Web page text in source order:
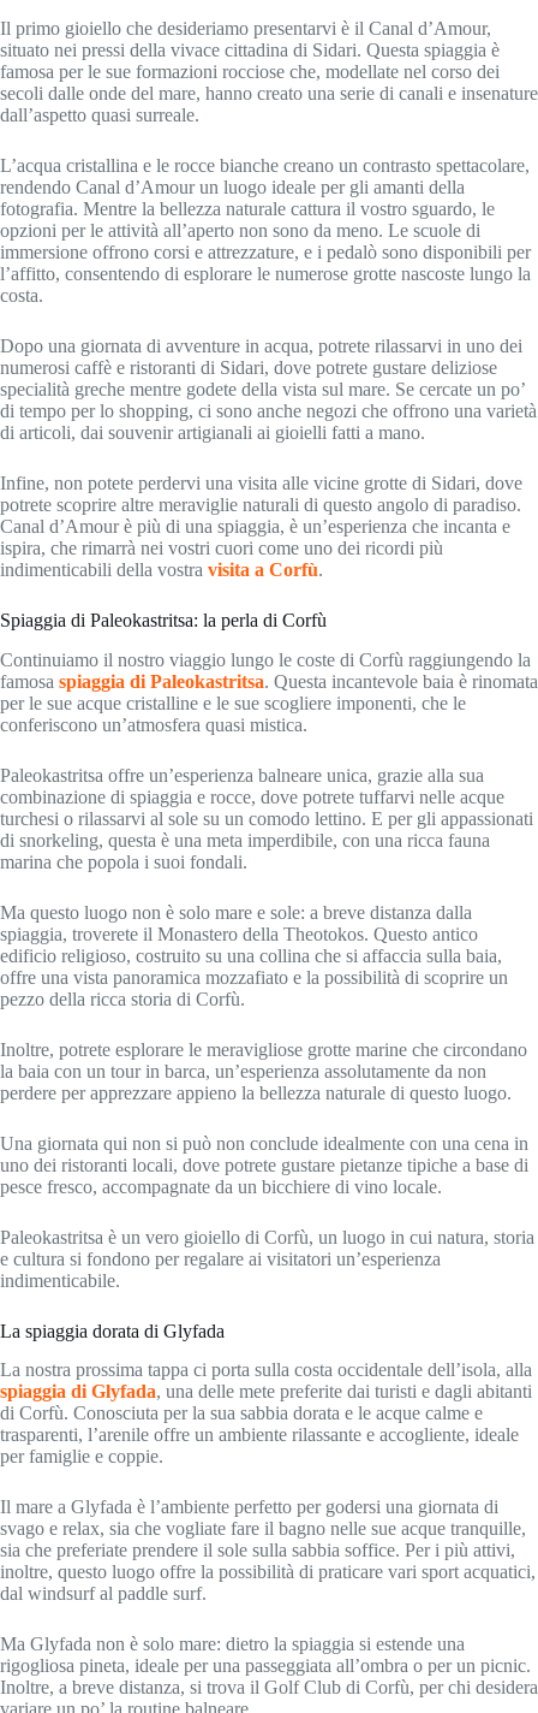
Il primo gioiello che desideriamo presentarvi è il Canal d’Amour,
situato nei pressi della vivace cittadina di Sidari. Questa spiaggia è
famosa per le sue formazioni rocciose che, modellate nel corso dei
secoli dalle onde del mare, hanno creato una serie di canali e insenature
dall’aspetto quasi surreale.
L’acqua cristallina e le rocce bianche creano un contrasto spettacolare,
rendendo Canal d’Amour un luogo ideale per gli amanti della
fotografia. Mentre la bellezza naturale cattura il vostro sguardo, le
opzioni per le attività all’aperto non sono da meno. Le scuole di
immersione offrono corsi e attrezzature, e i pedalò sono disponibili per
l’affitto, consentendo di esplorare le numerose grotte nascoste lungo la
costa.
Dopo una giornata di avventure in acqua, potrete rilassarvi in uno dei
numerosi caffè e ristoranti di Sidari, dove potrete gustare deliziose
specialità greche mentre godete della vista sul mare. Se cercate un po’
di tempo per lo shopping, ci sono anche negozi che offrono una varietà
di articoli, dai souvenir artigianali ai gioielli fatti a mano.
Infine, non potete perdervi una visita alle vicine grotte di Sidari, dove
potrete scoprire altre meraviglie naturali di questo angolo di paradiso.
Canal d’Amour è più di una spiaggia, è un’esperienza che incanta e
ispira, che rimarrà nei vostri cuori come uno dei ricordi più
indimenticabili della vostra visita a Corfù.
Spiaggia di Paleokastritsa: la perla di Corfù
Continuiamo il nostro viaggio lungo le coste di Corfù raggiungendo la
famosa spiaggia di Paleokastritsa. Questa incantevole baia è rinomata
per le sue acque cristalline e le sue scogliere imponenti, che le
conferiscono un’atmosfera quasi mistica.
Paleokastritsa offre un’esperienza balneare unica, grazie alla sua
combinazione di spiaggia e rocce, dove potrete tuffarvi nelle acque
turchesi o rilassarvi al sole su un comodo lettino. E per gli appassionati
di snorkeling, questa è una meta imperdibile, con una ricca fauna
marina che popola i suoi fondali.
Ma questo luogo non è solo mare e sole: a breve distanza dalla
spiaggia, troverete il Monastero della Theotokos. Questo antico
edificio religioso, costruito su una collina che si affaccia sulla baia,
offre una vista panoramica mozzafiato e la possibilità di scoprire un
pezzo della ricca storia di Corfù.
Inoltre, potrete esplorare le meravigliose grotte marine che circondano
la baia con un tour in barca, un’esperienza assolutamente da non
perdere per apprezzare appieno la bellezza naturale di questo luogo.
Una giornata qui non si può non conclude idealmente con una cena in
uno dei ristoranti locali, dove potrete gustare pietanze tipiche a base di
pesce fresco, accompagnate da un bicchiere di vino locale.
Paleokastritsa è un vero gioiello di Corfù, un luogo in cui natura, storia
e cultura si fondono per regalare ai visitatori un’esperienza
indimenticabile.
La spiaggia dorata di Glyfada
La nostra prossima tappa ci porta sulla costa occidentale dell’isola, alla
spiaggia di Glyfada, una delle mete preferite dai turisti e dagli abitanti
di Corfù. Conosciuta per la sua sabbia dorata e le acque calme e
trasparenti, l’arenile offre un ambiente rilassante e accogliente, ideale
per famiglie e coppie.
Il mare a Glyfada è l’ambiente perfetto per godersi una giornata di
svago e relax, sia che vogliate fare il bagno nelle sue acque tranquille,
sia che preferiate prendere il sole sulla sabbia soffice. Per i più attivi,
inoltre, questo luogo offre la possibilità di praticare vari sport acquatici,
dal windsurf al paddle surf.
Ma Glyfada non è solo mare: dietro la spiaggia si estende una
rigogliosa pineta, ideale per una passeggiata all’ombra o per un picnic.
Inoltre, a breve distanza, si trova il Golf Club di Corfù, per chi desidera